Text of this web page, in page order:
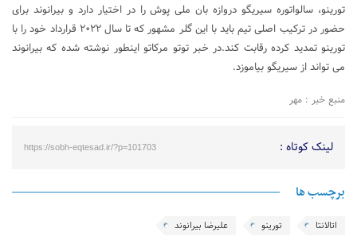
تورینو، سالواتوره سیریگو دروازه بان ملی پوش را در اختیار دارد و بیرانوند برای
حضور در ترکیب اصلی تیم باید با این گلر مشهور که تا سال ۲۰۲۲ قرارداد خود را با
تورینو تمدید کرده رقابت کند.در خبر توتو مرکاتو اینطور نوشته شده که بیرانوند
می تواند از سیریگو بیاموزد.
منبع خبر : مهر
لینک کوتاه : https://sobh-eqtesad.ir/?p=101703
برچسب ها
اتالانتا تورینو علیرضا بیرانوند